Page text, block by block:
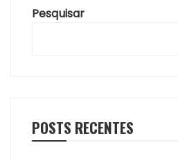
Pesquisar
POSTS RECENTES